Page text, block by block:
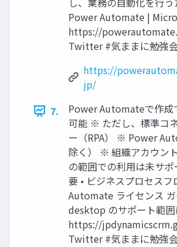
Power Automate |
https://
Twitter #気ままに勉強
https://
jp/
7.
Power Automateで作成
可能 ※ ただし、標準コ
ー（RPA） ※ Power
除く） ※ 組織アカウン
の範囲での利用は未サ
要 • ビジネスプロセス
Automate ライセンス
desktop のサポート範
https://
Twitter #気ままに勉強